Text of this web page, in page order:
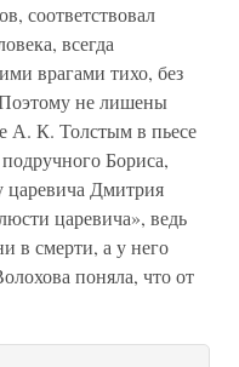
соответствовал
всегда
врагами тихо, без
не лишены
А. К. Толстым в пьесе
Бориса,
царевича Дмитрия
царевича», ведь
в смерти, а у него
поняла, что от